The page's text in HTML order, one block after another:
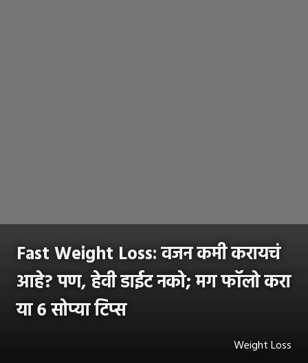
Fast Weight Loss: वजन कमी करायचं
आहे? पण, हेवी डाईट नको; मग फॉलो करा
या 6 सोप्या टिप्स
Weight Loss